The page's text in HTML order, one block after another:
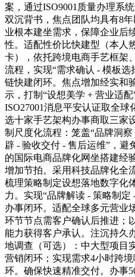
案，通过ISO9001质量办理系
双沉背书，焦点团队均具有8
业根本建坐需求，保障企业后
性。适配性价比快建型（本人
卡），依托跨境电商手艺框架
流程，实现“需求确认 - 模板选
链快建闭环。焦点增加经实和
示，打制“设想美学 + 营业适
ISO27001消息平安认证取全
选十家手艺架构办事商取三家
制尺度化流程：笼盖“品牌洞
辟 - 验收交付 - 售后运维”，避
的国际电商品牌化网坐搭建经
增加节拍。采用科技品牌化全
梳理策略制定设想落地数字化
力。实现“品牌解读 - 策略制
办事闭环。适配全球多元营业
环节节点需客户确认后推进；
能力获得客户承认。注沉持久
地调查（可选）：中大型项目
营销闭环；实现需求4小时跨
环。确保快速精准交付。办事